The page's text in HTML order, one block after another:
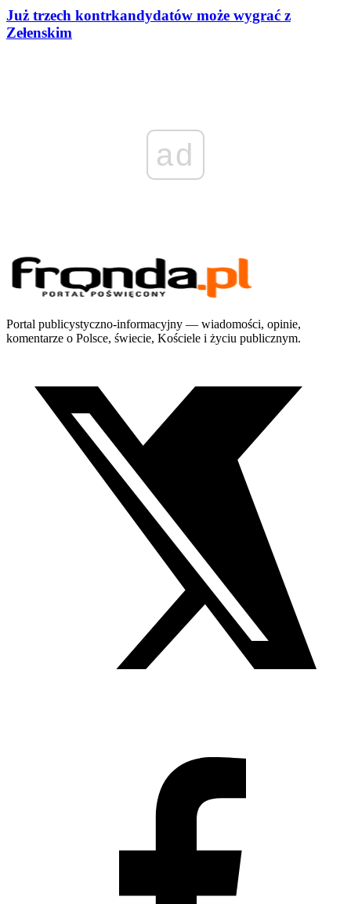
Już trzech kontrkandydatów może wygrać z
Zełenskim
ad
Portal publicystyczno-informacyjny — wiadomości, opinie,
komentarze o Polsce, świecie, Kościele i życiu publicznym.